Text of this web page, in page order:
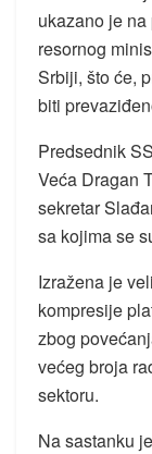
ukazano je
resornog
Srbiji, što će,
biti
Predsednik
Veća Dragan
sekretar
sa kojima se
Izražena je
kompresije
zbog
većeg broja
sektoru.
Na sastanku